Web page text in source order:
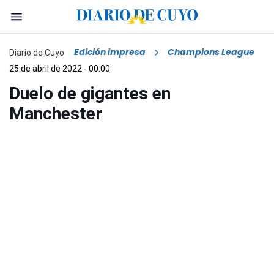
Diario de Cuyo Edición impresa Champions League
25 de abril de 2022 - 00:00
Duelo de gigantes en
Manchester